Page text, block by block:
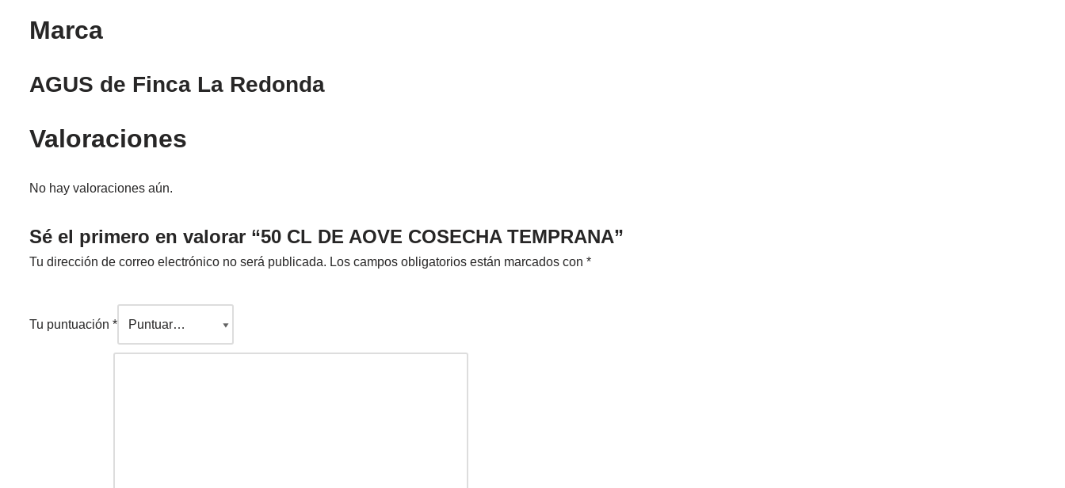
Marca
AGUS de Finca La Redonda
Valoraciones
No hay valoraciones aún.
Sé el primero en valorar “50 CL DE AOVE COSECHA TEMPRANA”
Tu dirección de correo electrónico no será publicada. Los campos obligatorios están marcados con *
Tu puntuación *